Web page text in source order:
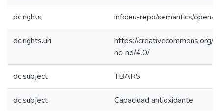
dc.rights info:eu-repo/semantics/
dc.rights.uri
https://creativecommons.org/
nc-nd/4.0/
dc.subject TBARS
dc.subject Capacidad antioxidante